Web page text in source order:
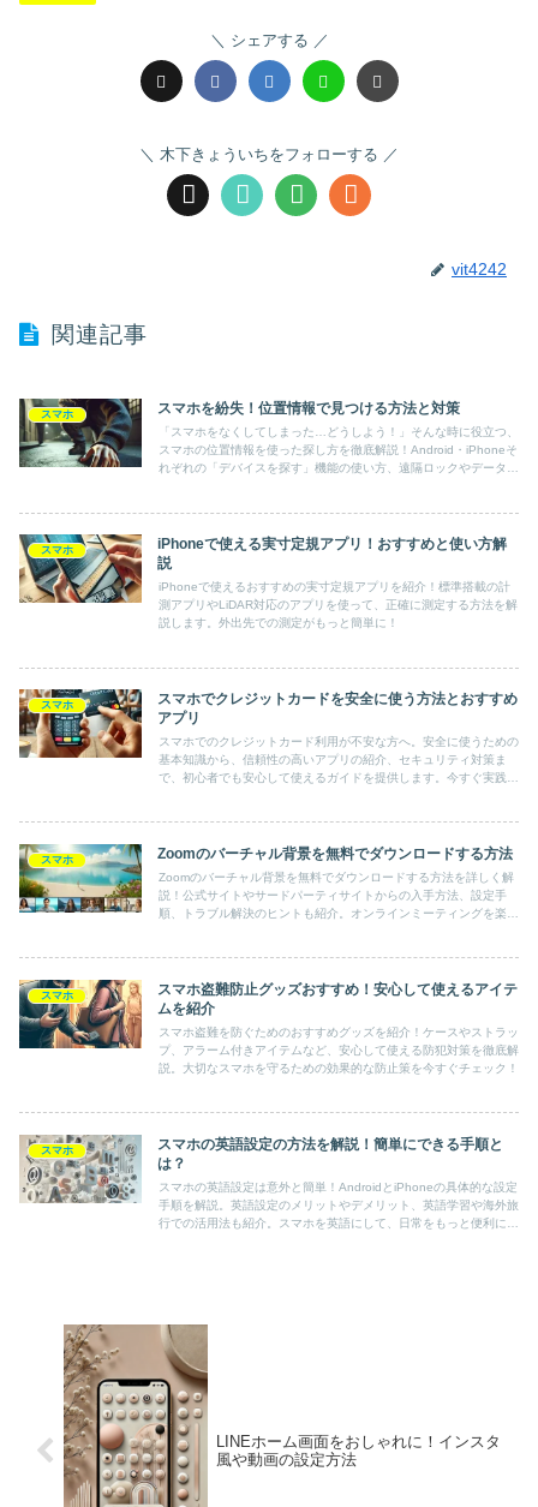
シェアする
木下きょういちをフォローする
vit4242
関連記事
スマホ スマホを紛失！位置情報で見つける方法と対策
「スマホをなくしてしまった…どうしよう！」そんな時に役立つ、
スマホの位置情報を使った探し方を徹底解説！Android・iPhoneそ
れぞれの「デバイスを探す」機能の使い方、遠隔ロックやデータ消
スマホ
iPhoneで使える実寸定規アプリ！おすすめと使い方解
説
iPhoneで使えるおすすめの実寸定規アプリを紹介！標準搭載の計
測アプリやLiDAR対応のアプリを使って、正確に測定する方法を解
説します。外出先での測定がもっと簡単に！
スマホ
スマホでクレジットカードを安全に使う方法とおすすめ
アプリ
スマホでのクレジットカード利用が不安な方へ。安全に使うための
基本知識から、信頼性の高いアプリの紹介、セキュリティ対策ま
で、初心者でも安心して使えるガイドを提供します。今すぐ実践で
スマホ Zoomのバーチャル背景を無料でダウンロードする方法
Zoomのバーチャル背景を無料でダウンロードする方法を詳しく解
説！公式サイトやサードパーティサイトからの入手方法、設定手
順、トラブル解決のヒントも紹介。オンラインミーティングを楽し
スマホ
スマホ盗難防止グッズおすすめ！安心して使えるアイテ
ムを紹介
スマホ盗難を防ぐためのおすすめグッズを紹介！ケースやストラッ
プ、アラーム付きアイテムなど、安心して使える防犯対策を徹底解
説。大切なスマホを守るための効果的な防止策を今すぐチェック！
スマホ
スマホの英語設定の方法を解説！簡単にできる手順と
は？
スマホの英語設定は意外と簡単！AndroidとiPhoneの具体的な設定
手順を解説。英語設定のメリットやデメリット、英語学習や海外旅
行での活用法も紹介。スマホを英語にして、日常をもっと便利にし
LINEホーム画面をおしゃれに！インスタ
風や動画の設定方法